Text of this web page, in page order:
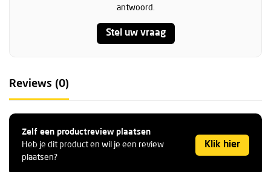
antwoord.
Stel uw vraag
Reviews (0)
Zelf een productreview plaatsen
Heb je dit product en wil je een review
plaatsen?
Klik hier